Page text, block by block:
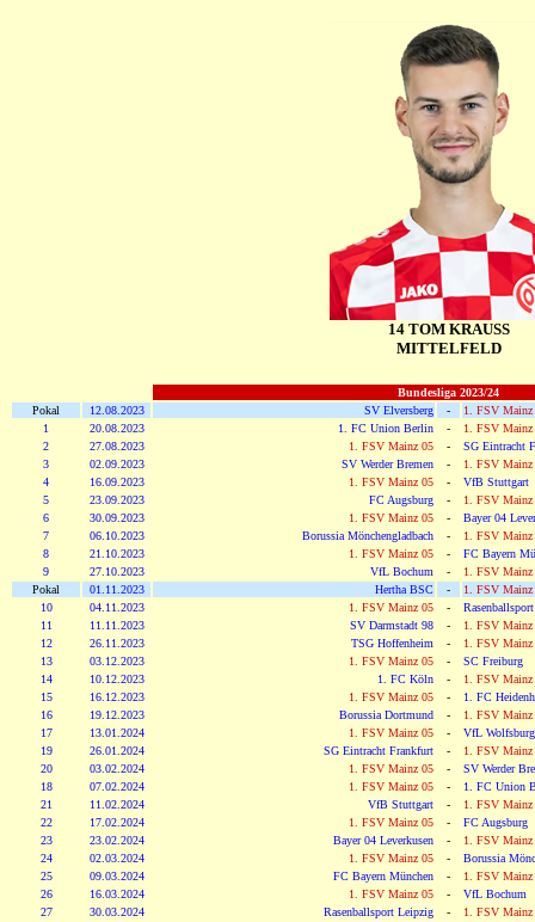
14 TOM KRAUSS
MITTELFELD
Bundesliga 2023/24
Pokal
12.08.2023 SV Elversberg -
1. FSV Mainz
1
20.08.2023 1. FC Union Berlin -
1. FSV Mainz
2
27.08.2023 1. FSV Mainz 05 -
SG Eintracht
3
02.09.2023 SV Werder Bremen -
1. FSV Mainz
4
16.09.2023 1. FSV Mainz 05 -
VfB Stuttgart
5
23.09.2023 FC Augsburg -
1. FSV Mainz
6
30.09.2023 1. FSV Mainz 05 -
Bayer 04
7
06.10.2023 Borussia Mönchengladbach -
1. FSV Mainz
8
21.10.2023 1. FSV Mainz 05 -
FC Bayern
9
27.10.2023 VfL Bochum -
1. FSV Mainz
Pokal
01.11.2023 Hertha BSC -
1. FSV Mainz
10
04.11.2023 1. FSV Mainz 05 -
11
11.11.2023 SV Darmstadt 98 -
1. FSV Mainz
12
26.11.2023 TSG Hoffenheim -
1. FSV Mainz
13
03.12.2023 1. FSV Mainz 05 -
SC Freiburg
14
10.12.2023 1. FC Köln -
1. FSV Mainz
15
16.12.2023 1. FSV Mainz 05 -
1. FC
16
19.12.2023 Borussia Dortmund -
1. FSV Mainz
17
13.01.2024 1. FSV Mainz 05 -
VfL Wolfsburg
19
26.01.2024 SG Eintracht Frankfurt -
1. FSV Mainz
20
03.02.2024 1. FSV Mainz 05 -
SV Werder
18
07.02.2024 1. FSV Mainz 05 -
1. FC Union
21
11.02.2024 VfB Stuttgart -
1. FSV Mainz
22
17.02.2024 1. FSV Mainz 05 -
FC Augsburg
23
23.02.2024 Bayer 04 Leverkusen -
1. FSV Mainz
24
02.03.2024 1. FSV Mainz 05 -
Borussia
25
09.03.2024 FC Bayern München -
1. FSV Mainz
26
16.03.2024 1. FSV Mainz 05 -
VfL Bochum
27
30.03.2024 Rasenballsport Leipzig -
1. FSV Mainz